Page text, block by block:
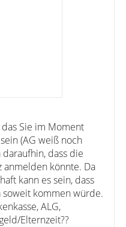
Sie im Moment
(AG weiß noch
dass die
anmelden könnte. Da
kann es sein, dass
soweit kommen würde.
ALG,
Elternzeit??